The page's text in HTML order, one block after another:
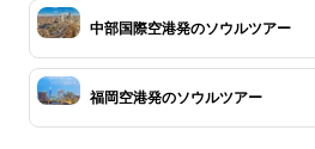
中部国際空港発のソウルツアー
福岡空港発のソウルツアー